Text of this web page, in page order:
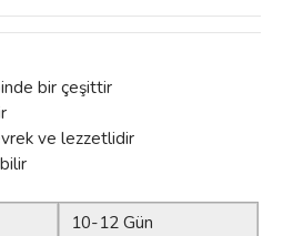
bir çeşittir
ve lezzetlidir
10-12 Gün